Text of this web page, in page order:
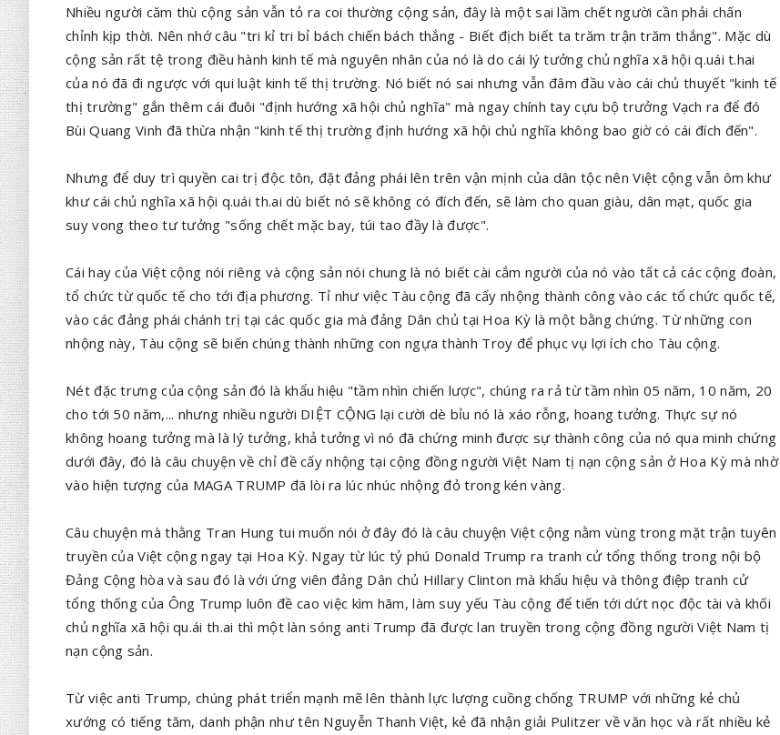
Nhiều người căm thù cộng sản vẫn tỏ ra coi thường cộng sản, đây là một sai lầm chết người cần phải chấn
chỉnh kịp thời. Nên nhớ câu "tri kỉ tri bỉ bách chiến bách thắng - Biết địch biết ta trăm trận trăm thắng". Mặc dù
cộng sản rất tệ trong điều hành kinh tế mà nguyên nhân của nó là do cái lý tưởng chủ nghĩa xã hội q.uái t.hai
của nó đã đi ngược với qui luật kinh tế thị trường. Nó biết nó sai nhưng vẫn đâm đầu vào cái chủ thuyết "kinh tế
thị trường" gắn thêm cái đuôi "định hướng xã hội chủ nghĩa" mà ngay chính tay cựu bộ trưởng Vạch ra để đó
Bùi Quang Vinh đã thừa nhận "kinh tế thị trường định hướng xã hội chủ nghĩa không bao giờ có cái đích đến".
Nhưng để duy trì quyền cai trị độc tôn, đặt đảng phái lên trên vận mịnh của dân tộc nên Việt cộng vẫn ôm khư
khư cái chủ nghĩa xã hội q.uái th.ai dù biết nó sẽ không có đích đến, sẽ làm cho quan giàu, dân mạt, quốc gia
suy vong theo tư tưởng "sống chết mặc bay, túi tao đầy là được".
Cái hay của Việt cộng nói riêng và cộng sản nói chung là nó biết cài cắm người của nó vào tất cả các cộng đoàn,
tổ chức từ quốc tế cho tới địa phương. Tỉ như việc Tàu cộng đã cấy nhộng thành công vào các tổ chức quốc tế,
vào các đảng phái chánh trị tại các quốc gia mà đảng Dân chủ tại Hoa Kỳ là một bằng chứng. Từ những con
nhộng này, Tàu cộng sẽ biến chúng thành những con ngựa thành Troy để phục vụ lợi ích cho Tàu cộng.
Nét đặc trưng của cộng sản đó là khẩu hiệu "tầm nhìn chiến lược", chúng ra rả từ tầm nhìn 05 năm, 10 năm, 20
cho tới 50 năm,... nhưng nhiều người DIỆT CỘNG lại cười dè bỉu nó là xáo rỗng, hoang tưởng. Thực sự nó
không hoang tưởng mà là lý tưởng, khả tưởng vì nó đã chứng minh được sự thành công của nó qua minh chứng
dưới đây, đó là câu chuyện về chỉ đề cấy nhộng tại cộng đồng người Việt Nam tị nạn cộng sản ở Hoa Kỳ mà nhờ
vào hiện tượng của MAGA TRUMP đã lòi ra lúc nhúc nhộng đỏ trong kén vàng.
Câu chuyện mà thằng Tran Hung tui muốn nói ở đây đó là câu chuyện Việt cộng nằm vùng trong mặt trận tuyên
truyền của Việt cộng ngay tại Hoa Kỳ. Ngay từ lúc tỷ phú Donald Trump ra tranh cử tổng thống trong nội bộ
Đảng Cộng hòa và sau đó là với ứng viên đảng Dân chủ Hillary Clinton mà khẩu hiệu và thông điệp tranh cử
tổng thống của Ông Trump luôn đề cao việc kìm hãm, làm suy yếu Tàu cộng để tiến tới dứt nọc độc tài và khối
chủ nghĩa xã hội qu.ái th.ai thì một làn sóng anti Trump đã được lan truyền trong cộng đồng người Việt Nam tị
nạn cộng sản.
Từ việc anti Trump, chúng phát triển mạnh mẽ lên thành lực lượng cuồng chống TRUMP với những kẻ chủ
xướng có tiếng tăm, danh phận như tên Nguyễn Thanh Việt, kẻ đã nhận giải Pulitzer về văn học và rất nhiều kẻ